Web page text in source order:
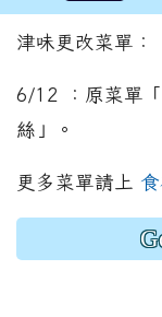
更改菜單
津味更改菜單：
6/12 ：原菜單
絲」。
更多菜單請上